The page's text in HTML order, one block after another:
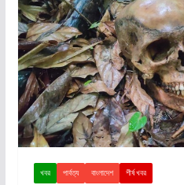
খবর পার্বত্য বাংলাদেশ শীর্ষ খবর